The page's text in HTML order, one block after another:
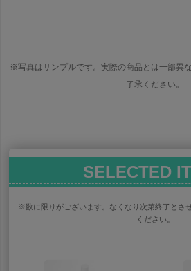
※写真はサンプルです。実際の商品とは一部異
了承ください。
SELECTED
※数に限りがございます。なくなり次第終了とさ
ください。